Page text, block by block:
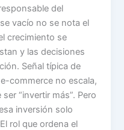
del
vacío no se nota el
crecimiento se
y las decisiones
Señal típica de
commerce no escala,
“invertir más”. Pero
inversión solo
rol que ordena el